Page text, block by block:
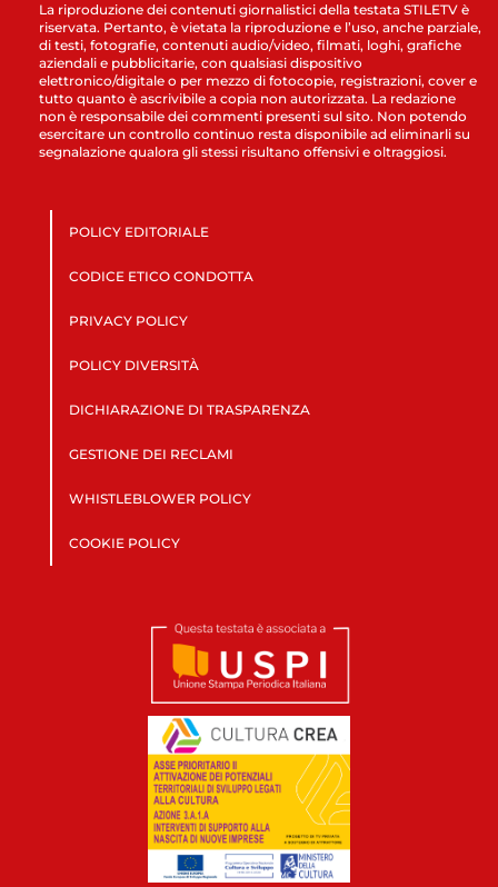
La riproduzione dei contenuti giornalistici della testata STILETV è
riservata. Pertanto, è vietata la riproduzione e l’uso, anche parziale,
di testi, fotografie, contenuti audio/video, filmati, loghi, grafiche
aziendali e pubblicitarie, con qualsiasi dispositivo
elettronico/digitale o per mezzo di fotocopie, registrazioni, cover e
tutto quanto è ascrivibile a copia non autorizzata. La redazione
non è responsabile dei commenti presenti sul sito. Non potendo
esercitare un controllo continuo resta disponibile ad eliminarli su
segnalazione qualora gli stessi risultano offensivi e oltraggiosi.
POLICY EDITORIALE
CODICE ETICO CONDOTTA
PRIVACY POLICY
POLICY DIVERSITÀ
DICHIARAZIONE DI TRASPARENZA
GESTIONE DEI RECLAMI
WHISTLEBLOWER POLICY
COOKIE POLICY